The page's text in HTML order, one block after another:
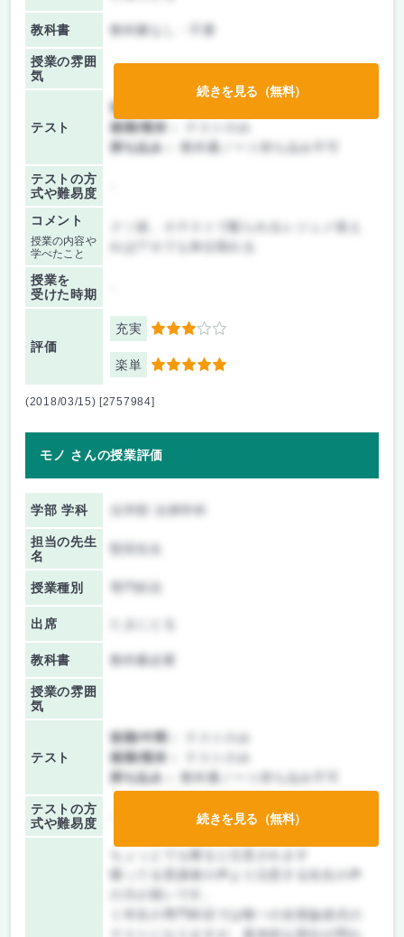
教科書 教科書なし・不要
授業の雰囲
気
テスト
前期/中間：
後期/期末：
持ち込み：
教科書ノート持ち込み不可
テストの方
式や難易度
コメント
授業の内容や
学べたこと
授業を
受けた時期
評価
充実 3
楽単 5
続きを見る（無料）
(2018/03/15) [2757984]
モノ さんの授業評価
学部 学科
担当の先生
名
授業種別
出席
教科書 教科書必要
授業の雰囲
気
テスト
前期/中間：
後期/期末：
持ち込み：
教科書ノート持ち込み不可
テストの方
式や難易度
１年生の専門科目では唯一の全部論述式の
続きを見る（無料）